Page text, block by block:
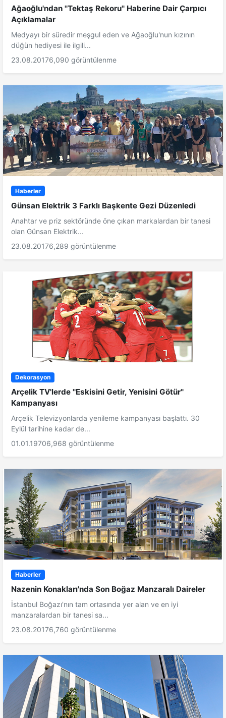
Ağaoğlu'ndan ''Tektaş Rekoru'' Haberine Dair Çarpıcı
Açıklamalar
Medyayı bir süredir meşgul eden ve Ağaoğlu'nun kızının
düğün hediyesi ile ilgili...
23.08.20176,090 görüntülenme
Haberler
Günsan Elektrik 3 Farklı Başkente Gezi Düzenledi
Anahtar ve priz sektöründe öne çıkan markalardan bir tanesi
olan Günsan Elektrik...
23.08.20176,289 görüntülenme
Dekorasyon
Arçelik TV'lerde ''Eskisini Getir, Yenisini Götür''
Kampanyası
Arçelik Televizyonlarda yenileme kampanyası başlattı. 30
Eylül tarihine kadar de...
01.01.19706,968 görüntülenme
Haberler
Nazenin Konakları'nda Son Boğaz Manzaralı Daireler
İstanbul Boğazı'nın tam ortasında yer alan ve en iyi
manzaralardan bir tanesi sa...
23.08.20176,760 görüntülenme